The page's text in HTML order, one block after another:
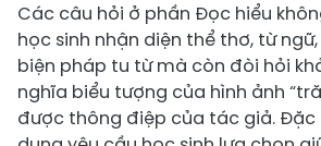
Các câu hỏi ở phần Đọc hiểu
học sinh nhận diện thể thơ, từ
biện pháp tu từ mà còn đòi hỏi
nghĩa biểu tượng của hình ảnh
được thông điệp của tác giả. Đặc